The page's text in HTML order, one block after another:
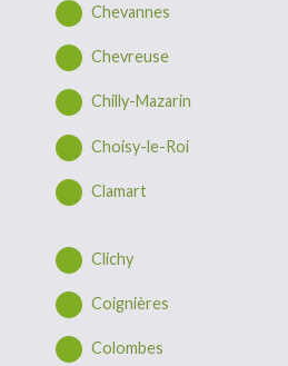
Chevannes
Chevreuse
Chilly-Mazarin
Choisy-le-Roi
Clamart
Clichy
Coignières
Colombes